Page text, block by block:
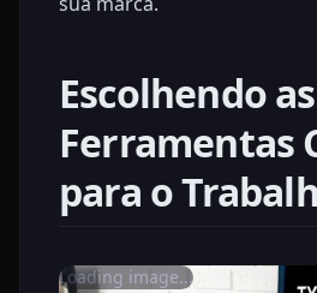
Escolhendo as
Ferramentas
para o
Loading image...